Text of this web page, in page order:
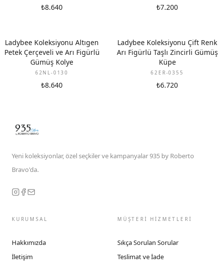
₺8.640 ₺7.200
Ladybee Koleksiyonu Altıgen
Petek Çerçeveli ve Arı Figürlü
Gümüş Kolye
62NL-0130
₺8.640
Ladybee Koleksiyonu Çift Renk
Arı Figürlü Taşlı Zincirli Gümüş
Küpe
62ER-0355
₺6.720
Yeni koleksiyonlar, özel seçkiler ve kampanyalar 935 by Roberto
Bravo'da.
KURUMSAL
Hakkımızda
İletişim
MÜŞTERİ HİZMETLERİ
Sıkça Sorulan Sorular
Teslimat ve İade